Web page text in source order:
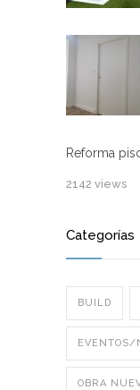
Reforma
2142 views
Categorías
BUILD
EVENTOS/
OBRA